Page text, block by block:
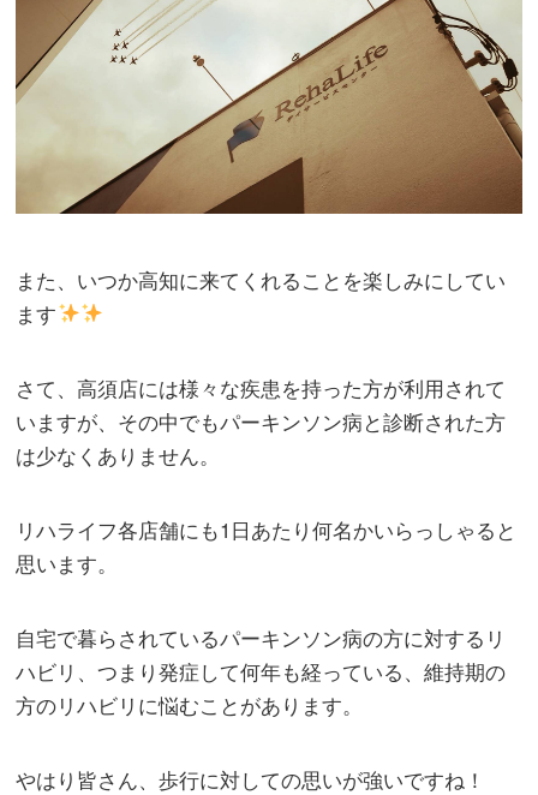
また、いつか高知に来てくれることを楽しみにしてい
ます
さて、高須店には様々な疾患を持った方が利用されて
いますが、その中でもパーキンソン病と診断された方
は少なくありません。
リハライフ各店舗にも1日あたり何名かいらっしゃると
思います。
自宅で暮らされているパーキンソン病の方に対するリ
ハビリ、つまり発症して何年も経っている、維持期の
方のリハビリに悩むことがあります。
やはり皆さん、歩行に対しての思いが強いですね！